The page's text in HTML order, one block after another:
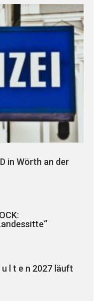
in Wörth an der
l t e n 2027 läuft